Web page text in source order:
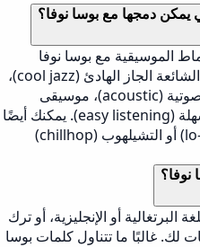
يمكن دمجها مع بوسا نوفا؟
الموسيقية مع بوسا نوفا
لإنشاء صوت فريد. تشمل الخيارات الشائعة الجاز الهادئ (cool jazz)،
السامبا، الجاز فيوجن، الموسيقى الصوتية (acoustic)، موسيقى
الصالات (lounge)، والموسيقى السهلة (easy listening). يمكنك أيضًا
تجربة أنماط حديثة مثل اللو-فاي (lo-fi) أو التشيلهوب (chillhop)
نوفا؟
البرتغالية أو الإنجليزية، أو ترك
لك. غالبًا ما تتناول كلمات بوسا